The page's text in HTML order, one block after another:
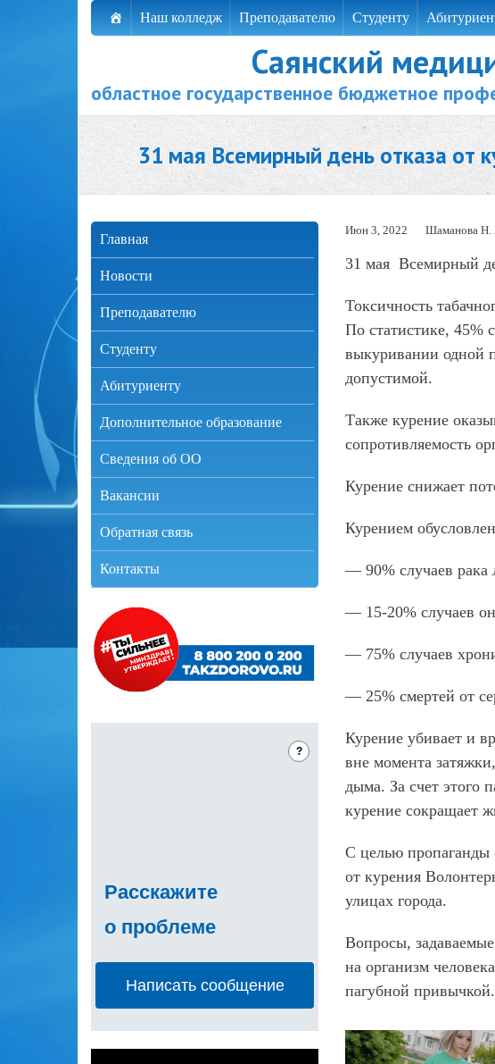
Наш колледж Преподавателю Студенту
Саянский
областное государственное бюджетное
31 мая Всемирный день отказа от
Июн 3, 2022 Шаманова Н.
31 мая Всемирный
Токсичность
По статистике, 45%
выкуривании одной
допустимой.
Также курение
сопротивляемость
Курение снижает
Курением
— 90% случаев рака
— 15-20% случаев
— 75% случаев
— 25% смертей от
Курение убивает и
вне момента
дыма. За счет этого
курение сокращает
С целью пропаганды
от курения
улицах города.
Вопросы,
на организм
пагубной привычкой.
Главная
Новости
Преподавателю
Студенту
Абитуриенту
Дополнительное образование
Сведения об ОО
Вакансии
Обратная связь
Контакты
?
Расскажите
о проблеме
Написать сообщение